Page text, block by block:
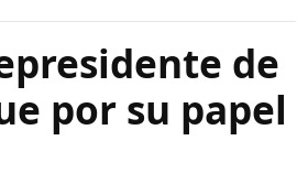
de
por su papel